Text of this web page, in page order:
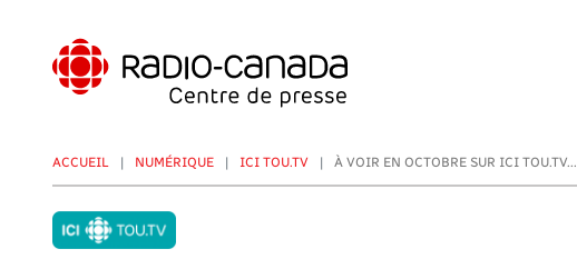
contenu
principal
ACCUEIL NUMÉRIQUE ICI TOU.TV À VOIR EN OCTOBRE SUR ICI TOU.TV...